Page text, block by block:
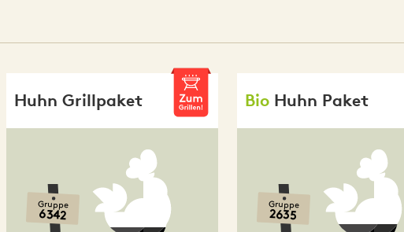
Huhn Grillpaket
Gruppe
6342
Bio Huhn Paket
Gruppe
2635